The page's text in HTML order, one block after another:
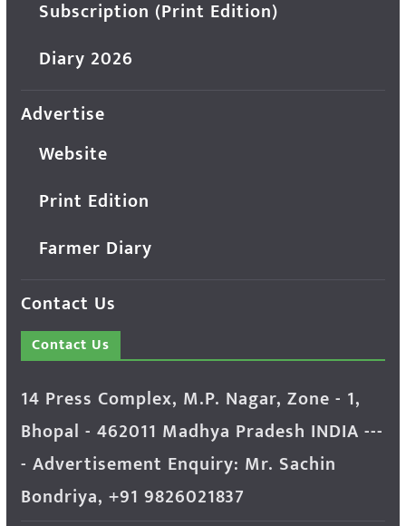
Subscription (Print Edition)
Diary 2026
Advertise
Website
Print Edition
Farmer Diary
Contact Us
Contact Us
14 Press Complex, M.P. Nagar, Zone - 1,
Bhopal - 462011 Madhya Pradesh INDIA ---
- Advertisement Enquiry: Mr. Sachin
Bondriya, +91 9826021837